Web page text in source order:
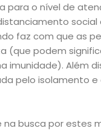
para o nível de
faz com que as
(que podem
imunidade). Além
pelo isolamento e
na busca por estes